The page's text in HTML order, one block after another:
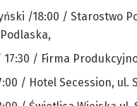
/18:00 / Starostwo
/ Firma
/ Hotel Secession, ul.